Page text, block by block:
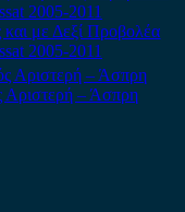
με Δεξί Προβολέα
2005-2011
Αριστερή – Άσπρη